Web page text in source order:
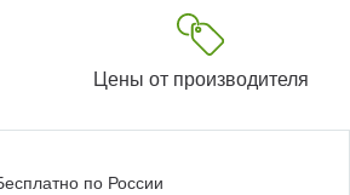
Цены от производителя
по России